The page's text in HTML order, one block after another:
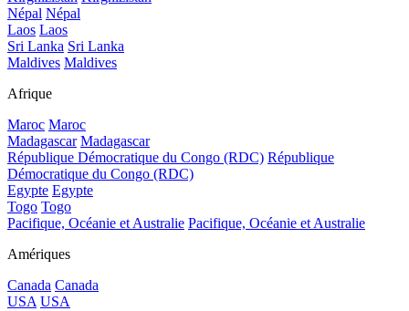
Népal Népal
Laos Laos
Sri Lanka Sri Lanka
Maldives Maldives
Afrique
Maroc Maroc
Madagascar Madagascar
République Démocratique du Congo (RDC) République
Démocratique du Congo (RDC)
Egypte Egypte
Togo Togo
Pacifique, Océanie et Australie Pacifique, Océanie et Australie
Amériques
Canada Canada
USA USA